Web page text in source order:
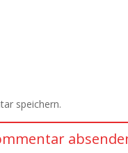
speichern.